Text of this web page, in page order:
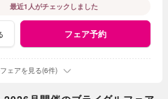
最近1人がチェックしました
フェア予約
ェアを見る(6件)